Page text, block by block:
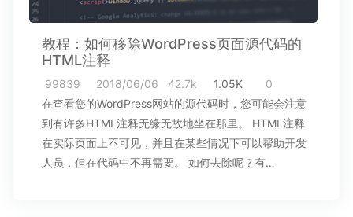
教程：如何移除WordPress页面源代码的
HTML注释
99839 2018/06/06 42.7k 1.05K
0
在查看您的WordPress网站的源代码时，您可能会注意
到有许多HTML注释无缘无故地坐在那里。 HTML注释
在实际页面上不可见，并且在某些情况下可以帮助开发
人员，但在代码中不再需要。 如何去除呢？有…